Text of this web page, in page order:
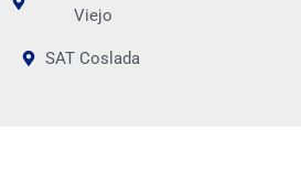
Viejo
SAT Coslada